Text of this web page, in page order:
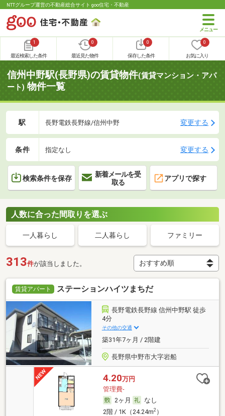
NTTグループ運営の不動産総合サイト goo住宅・不動産
1
最近検索した条件
0
最近見た物件
0
保存した条件
0
お気に入り
信州中野駅(長野県)の賃貸物件(賃貸マンション・アパ
ート) 物件一覧
駅 長野電鉄長野線/信州中野 変更する
条件 指定なし 変更する
検索条件を保存
新着メールを受
取る
アプリで探す
人数に合った間取りを選ぶ
一人暮らし 二人暮らし ファミリー
313件が該当しました。
賃貸アパート ステーションハイツまちだ
長野電鉄長野線 信州中野駅 徒歩
4分
その他の交通
築31年7ヶ月 / 2階建
長野県中野市大字岩船
4.20万円
管理費-
2ヶ月
なし
2階 / 1K（24.24m2）